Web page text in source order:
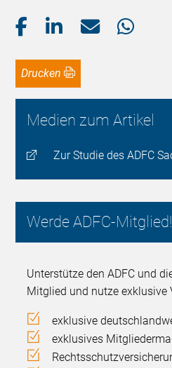
Drucken
Medien zum Artikel
Zur Studie des ADFC
Werde ADFC-Mitglied!
Unterstütze den ADFC und
Mitglied und nutze exklusive
exklusive
exklusives